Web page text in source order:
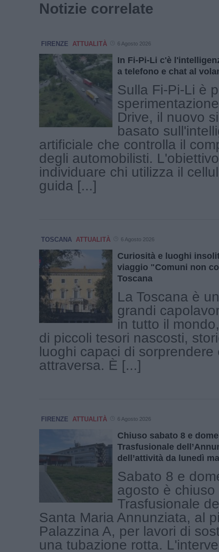
Notizie correlate
FIRENZE ATTUALITÀ 6 Agosto 2026
In Fi-Pi-Li c'è
a telefono e chat al
Sulla Fi-Pi-Li è
Drive, il nuovo
basato
artificiale che controlla il
degli automobilisti.
individuare chi utilizza il
guida [...]
TOSCANA ATTUALITÀ 6 Agosto 2026
Curiosità e luoghi
viaggio "Comuni non
Toscana
La Toscana è
grandi
in tutto il
di piccoli tesori nascosti,
luoghi capaci di sorprendere
attraversa. È [...]
FIRENZE ATTUALITÀ 6 Agosto 2026
Chiuso sabato 8 e
Trasfusionale
dell’attività da lunedì
Sabato 8 e
agosto è chiuso
Trasfusionale
Santa Maria Annunziata, al
Palazzina A, per lavori di
una tubazione rotta.